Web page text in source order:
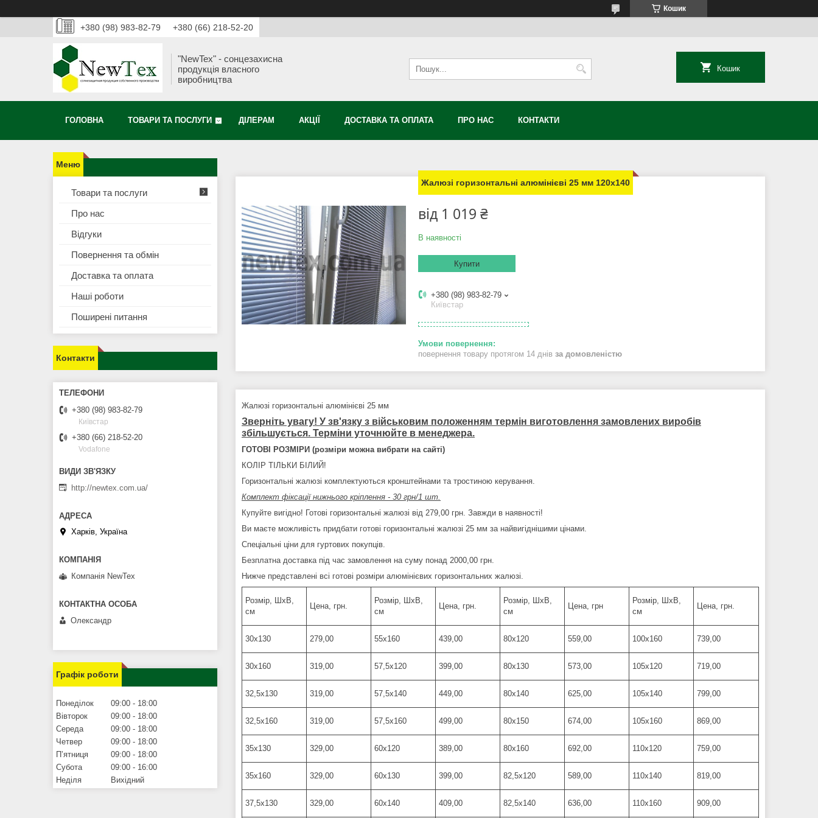
Кошик
+380 (98) 983-82-79 +380 (66) 218-52-20
"NewTex" - сонцезахисна
продукція власного
виробництва
Кошик
ГОЛОВНА ТОВАРИ ТА ПОСЛУГИ ДІЛЕРАМ АКЦІЇ ДОСТАВКА ТА ОПЛАТА ПРО НАС КОНТАКТИ
Жалюзі горизонтальні алюмінієві 25 мм 120х140
від 1 019 ₴
В наявності
Купити
+380 (98) 983-82-79
Київстар
повернення товару протягом 14 днів за домовленістю
Жалюзі горизонтальні алюмінієві 25 мм
Зверніть увагу! У зв'язку з військовим положенням термін виготовлення замовлених виробів
збільшується. Терміни уточнюйте в менеджера.
ГОТОВІ РОЗМІРИ (розміри можна вибрати на сайті)
КОЛІР ТІЛЬКИ БІЛИЙ!
Горизонтальні жалюзі комплектуються кронштейнами та тростиною керування.
Комплект фіксації нижнього кріплення - 30 грн/1 шт.
Купуйте вигідно! Готові горизонтальні жалюзі від 279,00 грн. Завжди в наявності!
Ви маєте можливість придбати готові горизонтальні жалюзі 25 мм за найвигіднішими цінами.
Спеціальні ціни для гуртових покупців.
Безплатна доставка під час замовлення на суму понад 2000,00 грн.
Нижче представлені всі готові розміри алюмінієвих горизонтальних жалюзі.
Розмір, ШхВ,
см
Цена, грн.
Розмір, ШхВ,
см
Цена, грн.
Розмір, ШхВ,
см
Цена, грн
Розмір, ШхВ,
см
Цена, грн.
30х130 279,00 55х160 439,00 80х120 559,00 100х160 739,00
30х160 319,00 57,5х120 399,00 80х130 573,00 105х120 719,00
32,5х130 319,00 57,5х140 449,00 80х140 625,00 105х140 799,00
32,5х160 319,00 57,5х160 499,00 80х150 674,00 105х160 869,00
35х130 329,00 60х120 389,00 80х160 692,00 110х120 759,00
35х160 329,00 60х130 399,00 82,5х120 589,00 110х140 819,00
37,5х130 329,00 60х140 409,00 82,5х140 636,00 110х160 909,00
Товари та послуги
Про нас
Відгуки
Повернення та обмін
Доставка та оплата
Наші роботи
Поширені питання
Контакти
+380 (98) 983-82-79
Київстар
+380 (66) 218-52-20
Vodafone
http://newtex.com.ua/
Харків, Україна
Компанія NewTex
Олександр
Графік роботи
Понеділок 09:00
18:00
Вівторок
09:00
18:00
Середа
09:00
18:00
Четвер
09:00
18:00
Пʼятниця
09:00
18:00
Субота
09:00
16:00
Неділя
Вихідний